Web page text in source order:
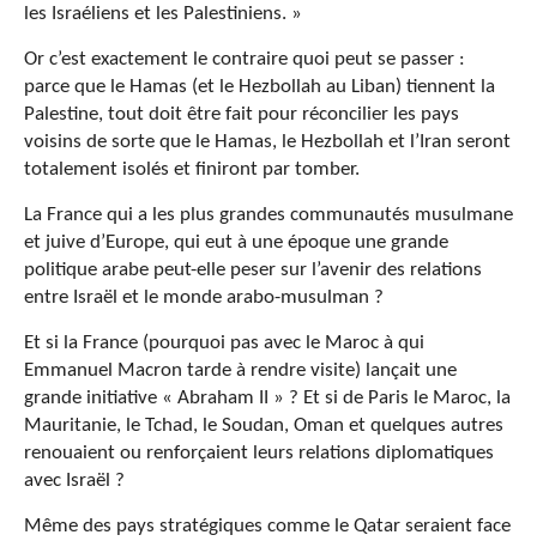
les Israéliens et les Palestiniens. »
Or c’est exactement le contraire quoi peut se passer :
parce que le Hamas (et le Hezbollah au Liban) tiennent la
Palestine, tout doit être fait pour réconcilier les pays
voisins de sorte que le Hamas, le Hezbollah et l’Iran seront
totalement isolés et finiront par tomber.
La France qui a les plus grandes communautés musulmane
et juive d’Europe, qui eut à une époque une grande
politique arabe peut-elle peser sur l’avenir des relations
entre Israël et le monde arabo-musulman ?
Et si la France (pourquoi pas avec le Maroc à qui
Emmanuel Macron tarde à rendre visite) lançait une
grande initiative « Abraham II » ? Et si de Paris le Maroc, la
Mauritanie, le Tchad, le Soudan, Oman et quelques autres
renouaient ou renforçaient leurs relations diplomatiques
avec Israël ?
Même des pays stratégiques comme le Qatar seraient face